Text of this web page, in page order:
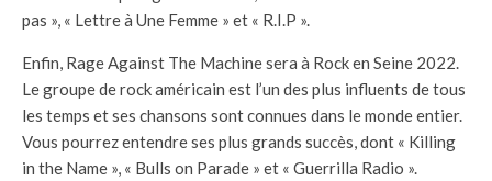
pas », « Lettre à Une Femme » et « R.I.P ».
Enfin, Rage Against The Machine sera à Rock en Seine 2022.
Le groupe de rock américain est l’un des plus influents de tous
les temps et ses chansons sont connues dans le monde entier.
Vous pourrez entendre ses plus grands succès, dont « Killing
in the Name », « Bulls on Parade » et « Guerrilla Radio ».